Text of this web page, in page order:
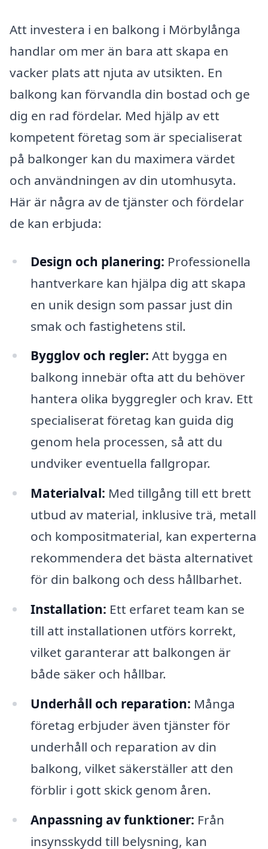
Att investera i en balkong i Mörbylånga
handlar om mer än bara att skapa en
vacker plats att njuta av utsikten. En
balkong kan förvandla din bostad och ge
dig en rad fördelar. Med hjälp av ett
kompetent företag som är specialiserat
på balkonger kan du maximera värdet
och användningen av din utomhusyta.
Här är några av de tjänster och fördelar
de kan erbjuda:
Design och planering: Professionella
hantverkare kan hjälpa dig att skapa
en unik design som passar just din
smak och fastighetens stil.
Bygglov och regler: Att bygga en
balkong innebär ofta att du behöver
hantera olika byggregler och krav. Ett
specialiserat företag kan guida dig
genom hela processen, så att du
undviker eventuella fallgropar.
Materialval: Med tillgång till ett brett
utbud av material, inklusive trä, metall
och kompositmaterial, kan experterna
rekommendera det bästa alternativet
för din balkong och dess hållbarhet.
Installation: Ett erfaret team kan se
till att installationen utförs korrekt,
vilket garanterar att balkongen är
både säker och hållbar.
Underhåll och reparation: Många
företag erbjuder även tjänster för
underhåll och reparation av din
balkong, vilket säkerställer att den
förblir i gott skick genom åren.
Anpassning av funktioner: Från
insynsskydd till belysning, kan